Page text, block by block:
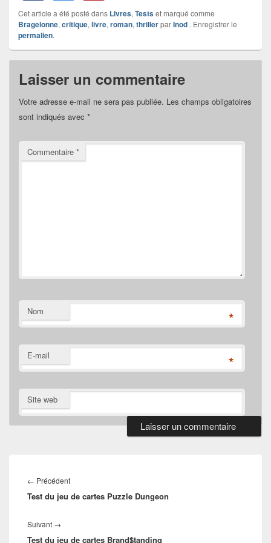
Cet article a été posté dans Livres, Testset marqué comme
Bragelonne, critique, livre, roman, thrillerparInod . Enregistrer le
permalien.
Laisser un commentaire
Votre adresse e-mail ne sera pas publiée. Les champs obligatoires
sont indiqués avec *
Commentaire *
Nom *
E-mail *
Site web
de
l’article
← PrécédentArticle
précédent :
Test du jeu de cartes Puzzle Dungeon
Suivant →
suivant :
Test du jeu de cartes Brand$tanding